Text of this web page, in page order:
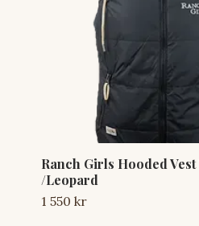
Ranch Girls Hooded
/Leopard
1 550 kr